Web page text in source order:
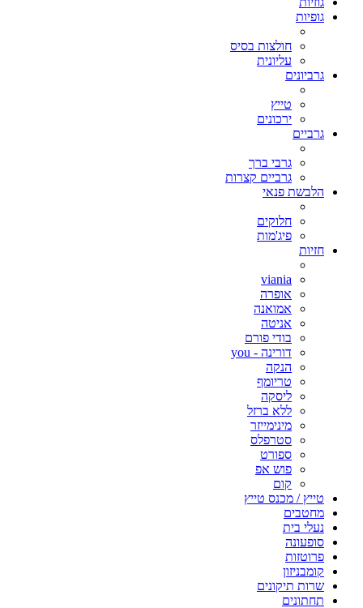
גופיות
חולצות בסיס
עליונית
גרביונים
טייץ
ירכונים
גרביים
גרבי ברך
גרביים קצרות
הלבשת פנאי
חלוקים
פיג'מות
חזיות
viania
אופרה
אמואנה
אניטה
בודי פורם
דורינה - you
הנקה
טריומף
ליסקה
ללא ברזל
מינימייזר
סטרפלס
ספורט
פוש אפ
קום
טייץ / מכנס טייץ
מחטבים
נעלי בית
סופעונה
פרוטזות
קומבניזון
שרות תיקונים
תחתונים